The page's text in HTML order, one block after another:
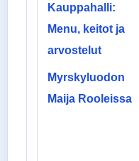
Kauppahalli:
Menu, keitot ja
arvostelut
Myrskyluodon
Maija Rooleissa